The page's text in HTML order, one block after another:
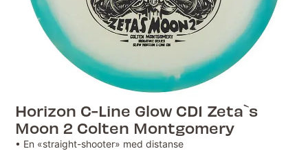
Horizon C-Line Glow CD1 Zeta`s
Moon 2 Colten Montgomery
• En «straight-shooter» med distanse